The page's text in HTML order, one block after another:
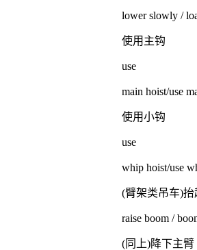
lower slowly /
使用主钩
use
main hoist/use
使用小钩
use
whip hoist/use
(臂架类吊车)抬
raise boom /
(同上)降下主臂